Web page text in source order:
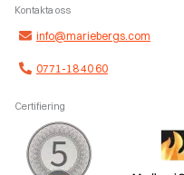
Kontakta oss
info@mariebergs.com
0771-18 40 60
Certifiering